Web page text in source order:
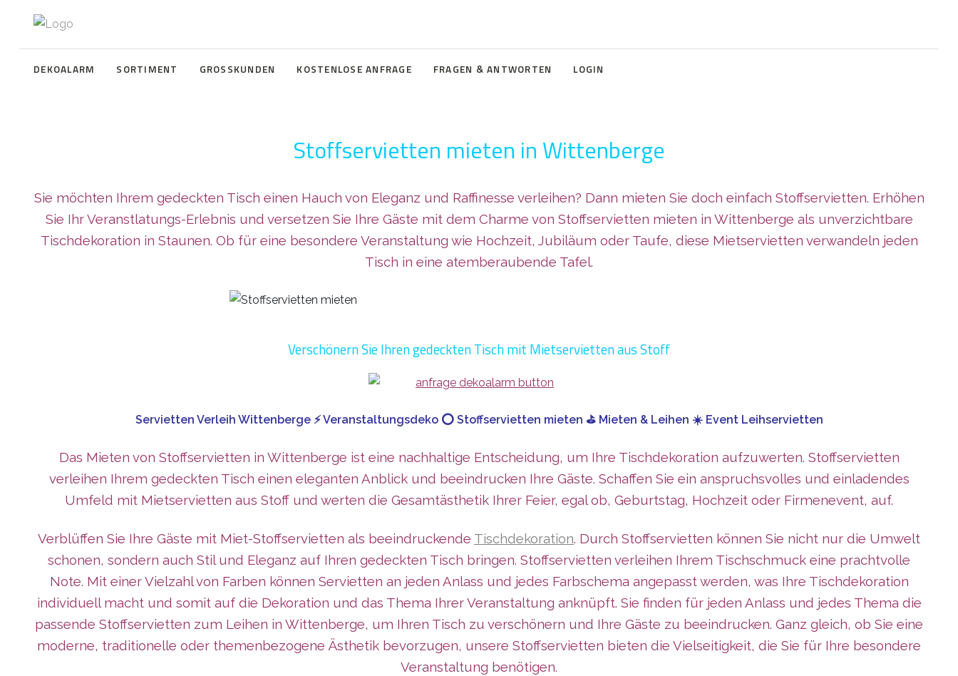
DEKOALARM SORTIMENT GROSSKUNDEN KOSTENLOSE ANFRAGE FRAGEN & ANTWORTEN LOGIN
Stoffservietten mieten in Wittenberge
Sie möchten Ihrem gedeckten Tisch einen Hauch von Eleganz und Raffinesse verleihen? Dann mieten Sie doch einfach Stoffservietten. Erhöhen
Sie Ihr Veranstlatungs-Erlebnis und versetzen Sie Ihre Gäste mit dem Charme von Stoffservietten mieten in Wittenberge als unverzichtbare
Tischdekoration in Staunen. Ob für eine besondere Veranstaltung wie Hochzeit, Jubiläum oder Taufe, diese Mietservietten verwandeln jeden
Tisch in eine atemberaubende Tafel.
Verschönern Sie Ihren gedeckten Tisch mit Mietservietten aus Stoff
Servietten Verleih Wittenberge ⚡ Veranstaltungsdeko ⭕ Stoffservietten mieten ⛳ Mieten & Leihen ☀️ Event Leihservietten
Das Mieten von Stoffservietten in Wittenberge ist eine nachhaltige Entscheidung, um Ihre Tischdekoration aufzuwerten. Stoffservietten
verleihen Ihrem gedeckten Tisch einen eleganten Anblick und beeindrucken Ihre Gäste. Schaffen Sie ein anspruchsvolles und einladendes
Umfeld mit Mietservietten aus Stoff und werten die Gesamtästhetik Ihrer Feier, egal ob, Geburtstag, Hochzeit oder Firmenevent, auf.
Verblüffen Sie Ihre Gäste mit Miet-Stoffservietten als beeindruckende Tischdekoration. Durch Stoffservietten können Sie nicht nur die Umwelt
schonen, sondern auch Stil und Eleganz auf Ihren gedeckten Tisch bringen. Stoffservietten verleihen Ihrem Tischschmuck eine prachtvolle
Note. Mit einer Vielzahl von Farben können Servietten an jeden Anlass und jedes Farbschema angepasst werden, was Ihre Tischdekoration
individuell macht und somit auf die Dekoration und das Thema Ihrer Veranstaltung anknüpft. Sie finden für jeden Anlass und jedes Thema die
passende Stoffservietten zum Leihen in Wittenberge, um Ihren Tisch zu verschönern und Ihre Gäste zu beeindrucken. Ganz gleich, ob Sie eine
moderne, traditionelle oder themenbezogene Ästhetik bevorzugen, unsere Stoffservietten bieten die Vielseitigkeit, die Sie für Ihre besondere
Veranstaltung benötigen.